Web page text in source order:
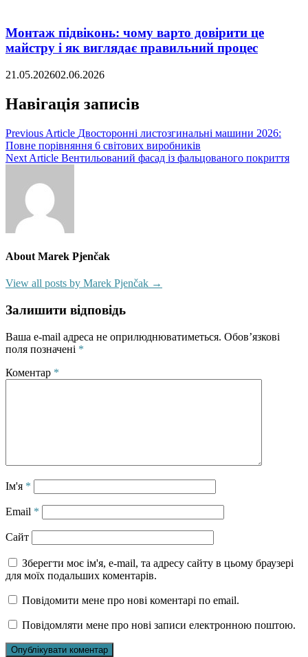
Монтаж підвіконь: чому варто довірити це
майстру і як виглядає правильний процес
21.05.202602.06.2026
Навігація записів
Previous Article Двосторонні листозгинальні машини 2026:
Повне порівняння 6 світових виробників
Next Article Вентильований фасад із фальцованого покриття
About Marek Pjenčak
View all posts by Marek Pjenčak →
Залишити відповідь
Ваша e-mail адреса не оприлюднюватиметься. Обов’язкові
поля позначені *
Коментар *
Ім'я *
Email *
Сайт
Зберегти моє ім'я, e-mail, та адресу сайту в цьому браузері
для моїх подальших коментарів.
Повідомити мене про нові коментарі по email.
Повідомляти мене про нові записи електронною поштою.